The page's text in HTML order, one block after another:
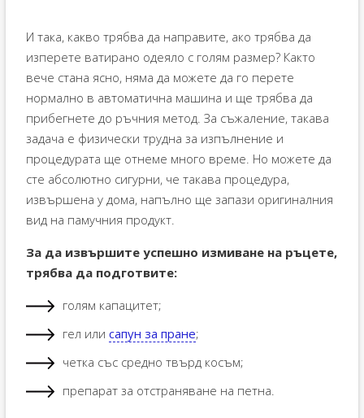
И така, какво трябва да направите, ако трябва да
изперете ватирано одеяло с голям размер? Както
вече стана ясно, няма да можете да го перете
нормално в автоматична машина и ще трябва да
прибегнете до ръчния метод. За съжаление, такава
задача е физически трудна за изпълнение и
процедурата ще отнеме много време. Но можете да
сте абсолютно сигурни, че такава процедура,
извършена у дома, напълно ще запази оригиналния
вид на памучния продукт.
За да извършите успешно измиване на ръцете,
трябва да подготвите:
голям капацитет;
гел или сапун за пране;
четка със средно твърд косъм;
препарат за отстраняване на петна.